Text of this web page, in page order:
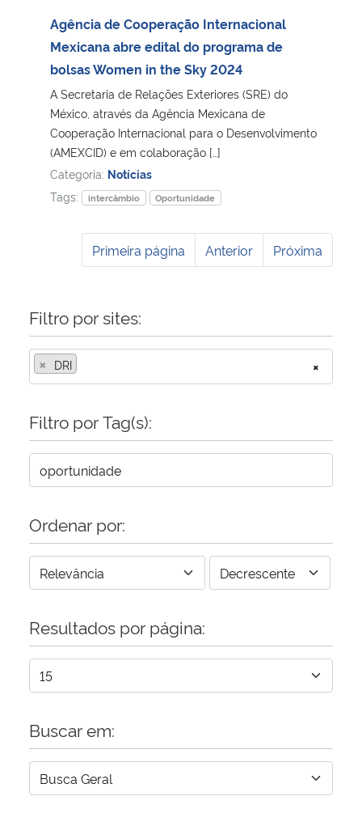
Agência de Cooperação Internacional
Mexicana abre edital do programa de
bolsas Women in the Sky 2024
A Secretaria de Relações Exteriores (SRE) do
México, através da Agência Mexicana de
Cooperação Internacional para o Desenvolvimento
(AMEXCID) e em colaboração […]
Categoria: Notícias
Tags:
intercâmbio Oportunidade
Primeira página Anterior Próxima
Filtro por sites:
×
× DRI
Filtro por Tag(s):
Ordenar por:
Resultados por página:
Buscar em: